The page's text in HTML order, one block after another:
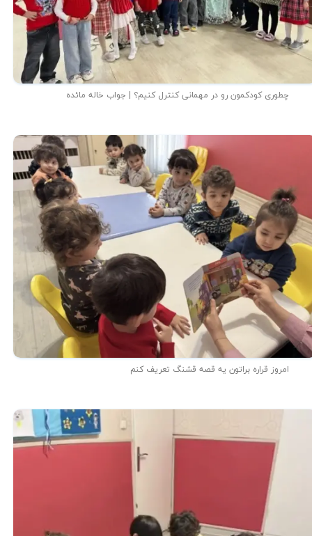
چطوری کودکمون رو در مهمانی کنترل کنیم؟ | جواب خاله مائده
امروز قراره براتون یه قصه قشنگ تعریف کنم